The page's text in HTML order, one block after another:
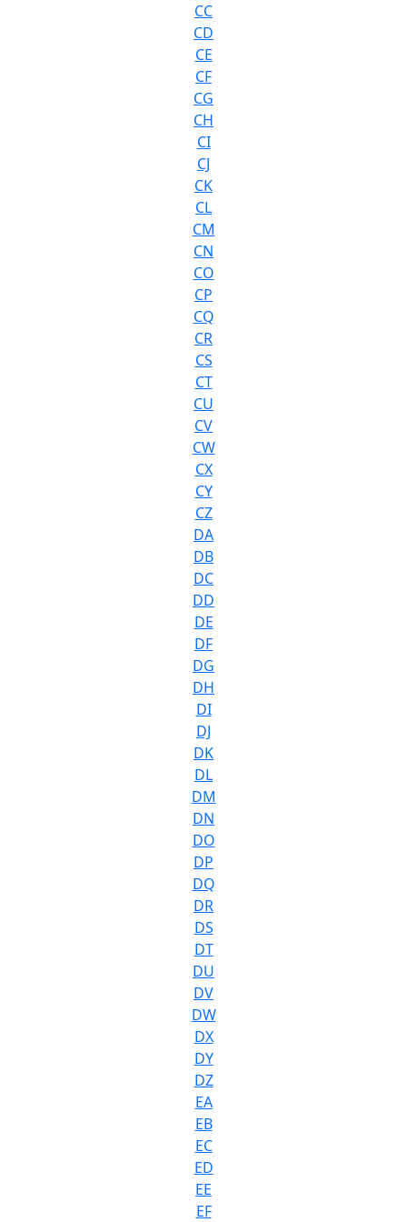
CC
CD
CE
CF
CG
CH
CI
CJ
CK
CL
CM
CN
CO
CP
CQ
CR
CS
CT
CU
CV
CW
CX
CY
CZ
DA
DB
DC
DD
DE
DF
DG
DH
DI
DJ
DK
DL
DM
DN
DO
DP
DQ
DR
DS
DT
DU
DV
DW
DX
DY
DZ
EA
EB
EC
ED
EE
EF